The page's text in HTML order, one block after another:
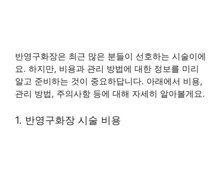
반영구화장은 최근 많은 분들이 선호하는 시술이에
요. 하지만, 비용과 관리 방법에 대한 정보를 미리
알고 준비하는 것이 중요하답니다. 아래에서 비용,
관리 방법, 주의사항 등에 대해 자세히 알아볼게요.
1. 반영구화장 시술 비용